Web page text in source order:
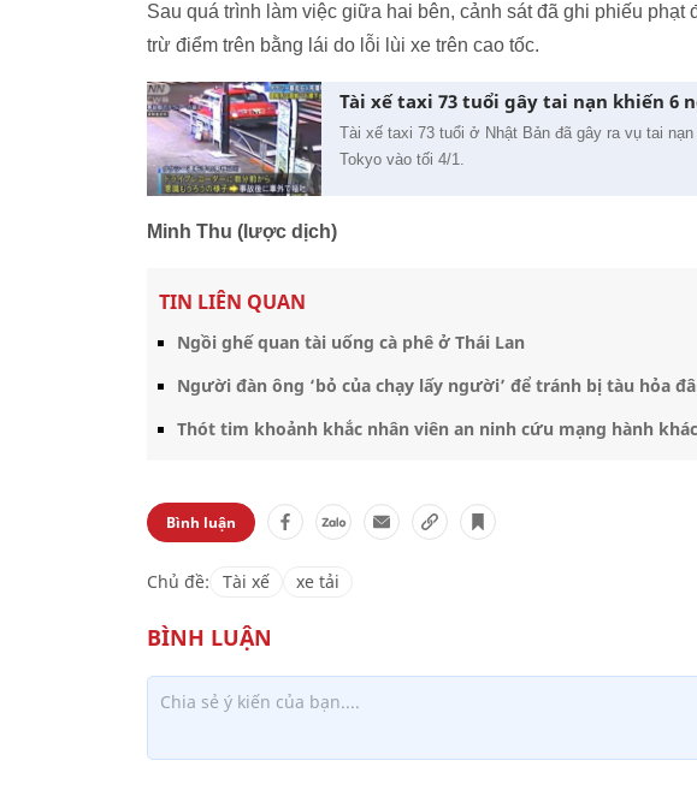
Sau quá trình làm việc giữa hai bên, cảnh sát đã ghi phiếu phạt
trừ điểm trên bằng lái do lỗi lùi xe trên cao tốc.
Tài xế taxi 73 tuổi gây tai nạn khiến 6
Tài xế taxi 73 tuổi ở Nhật Bản đã gây ra vụ tai
Tokyo vào tối 4/1.
Minh Thu (lược dịch)
TIN LIÊN QUAN
Ngồi ghế quan tài uống cà phê ở Thái Lan
Người đàn ông ‘bỏ của chạy lấy người’ để tránh bị tàu hỏa
Thót tim khoảnh khắc nhân viên an ninh cứu mạng hành
Bình luận
Chủ đề: Tài xế xe tải